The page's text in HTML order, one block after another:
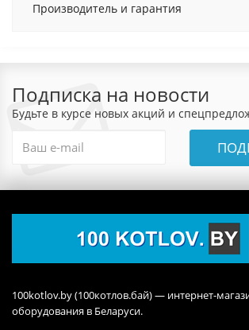
Производитель и гарантия
Подписка на новости
Будьте в курсе новых акций и
100kotlov.by (100котлов.бай) — интернет-
оборудования в Беларуси.